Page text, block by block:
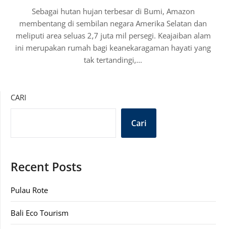
Sebagai hutan hujan terbesar di Bumi, Amazon
membentang di sembilan negara Amerika Selatan dan
meliputi area seluas 2,7 juta mil persegi. Keajaiban alam
ini merupakan rumah bagi keanekaragaman hayati yang
tak tertandingi,…
CARI
Cari
Recent Posts
Pulau Rote
Bali Eco Tourism